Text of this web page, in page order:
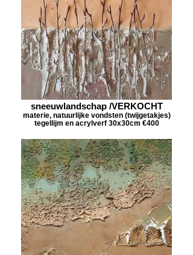
sneeuwlandschap /VERKOCHT
materie, natuurlijke vondsten (twijgetakjes)
tegellijm en acrylverf 30x30cm €400